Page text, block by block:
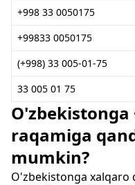
+998 33 0050175
+99833 0050175
(+998) 33 005-01-75
33 005 01 75
O'zbekistonga
raqamiga
mumkin?
O'zbekistonga